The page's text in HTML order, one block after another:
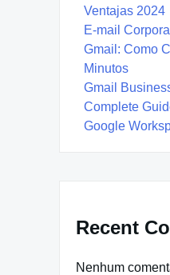
Ventajas 2024
E-mail
Gmail: Como
Minutos
Gmail
Complete
Google
Recent
Nenhum